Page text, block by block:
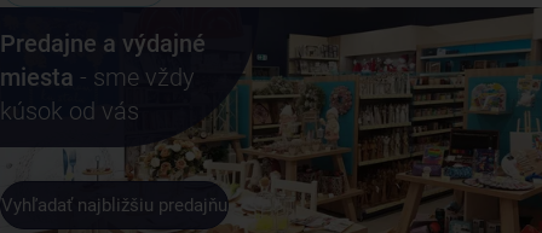
Predajne a výdajné
miesta - sme vždy
kúsok od vás
Vyhľadať najbližšiu predajňu